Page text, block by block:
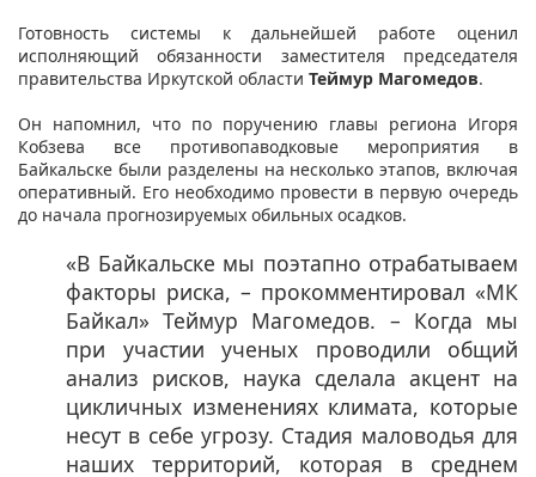
Готовность системы к дальнейшей работе оценил
исполняющий обязанности заместителя председателя
правительства Иркутской области Теймур Магомедов.
Он напомнил, что по поручению главы региона Игоря
Кобзева все противопаводковые мероприятия в
Байкальске были разделены на несколько этапов, включая
оперативный. Его необходимо провести в первую очередь
до начала прогнозируемых обильных осадков.
«В Байкальске мы поэтапно отрабатываем
факторы риска, – прокомментировал «МК
Байкал» Теймур Магомедов. – Когда мы
при участии ученых проводили общий
анализ рисков, наука сделала акцент на
цикличных изменениях климата, которые
несут в себе угрозу. Стадия маловодья для
наших территорий, которая в среднем